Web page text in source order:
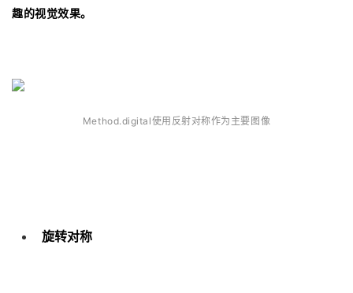
趣的视觉效果。
Method.digital使用反射对称作为主要图像
旋转对称